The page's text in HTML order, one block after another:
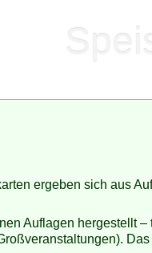
ergeben sich aus
Auflagen hergestellt